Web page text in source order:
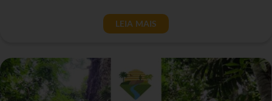
LEIA MAIS